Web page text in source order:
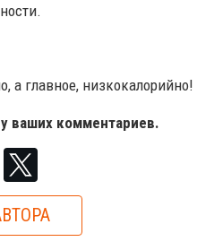
а главное,
ваших комментариев.